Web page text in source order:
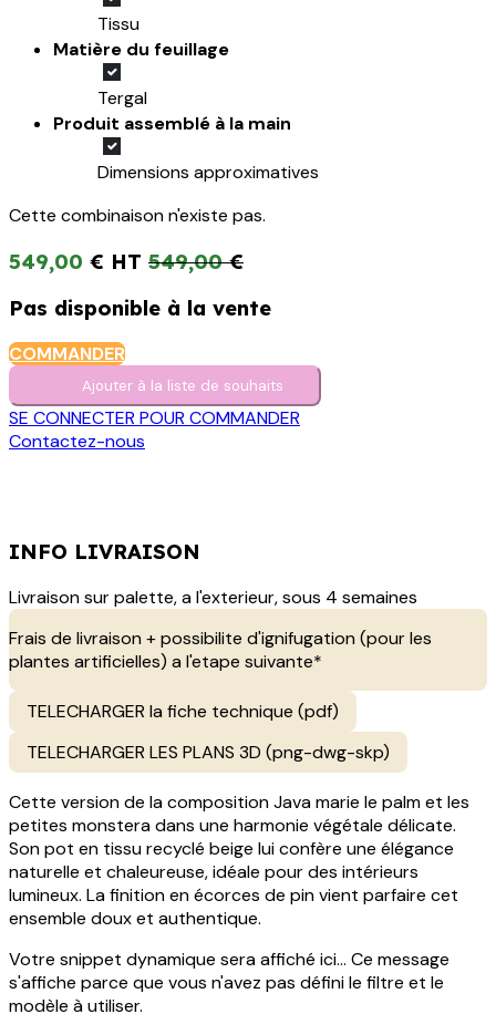
Tissu
Matière du feuillage
Tergal
Produit assemblé à la main
Dimensions approximatives
Cette combinaison n'existe pas.
549,00 € 549,00€
Pas disponible à la vente
COMMANDER
Ajouter à la liste de s​o​uh​aits
SE CONNECTER POUR COMMANDER
Contactez-nous
INFO LIVRAISON
Livraison sur palette, a l'exterieur, sous 4 semaines
Frais de livraison + possibilite d'ignifugation (pour les
plantes artificielles) a l'etape suivante*
TELECHARGER la fiche technique (pdf)
TELECHARGER LES PLANS 3D (png-dwg-skp)
Cette version de la composition Java marie le palm et les
petites monstera dans une harmonie végétale délicate.
Son pot en tissu recyclé beige lui confère une élégance
naturelle et chaleureuse, idéale pour des intérieurs
lumineux. La finition en écorces de pin vient parfaire cet
ensemble doux et authentique.
Votre snippet dynamique sera affiché ici... Ce message
s'affiche parce que vous n'avez pas défini le filtre et le
modèle à utiliser.